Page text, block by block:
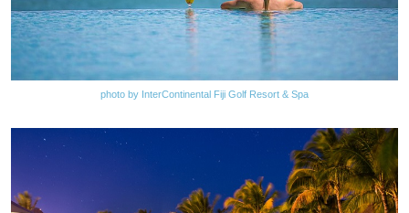
photo by InterContinental Fiji Golf Resort & Spa